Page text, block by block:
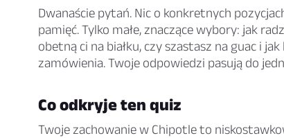
Dwanaście pytań. Nic o konkretnych
pamięć. Tylko małe, znaczące wybory: jak
obetną ci na białku, czy szastasz na guac i
zamówienia. Twoje odpowiedzi pasują do
Co odkryje ten quiz
Twoje zachowanie w Chipotle to